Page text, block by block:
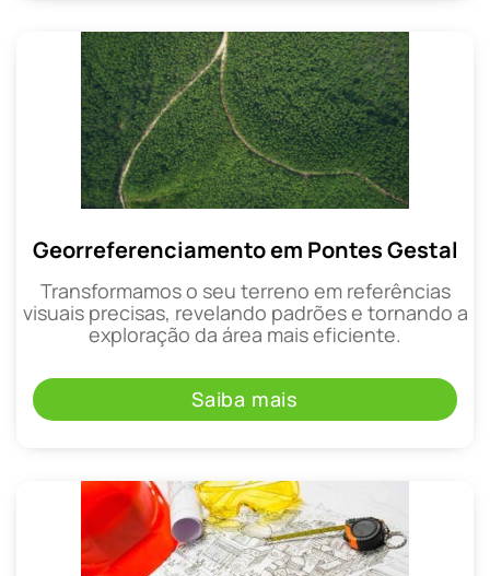
Georreferenciamento em Pontes Gestal
Transformamos o seu terreno em referências
visuais precisas, revelando padrões e tornando a
exploração da área mais eficiente.
Saiba mais